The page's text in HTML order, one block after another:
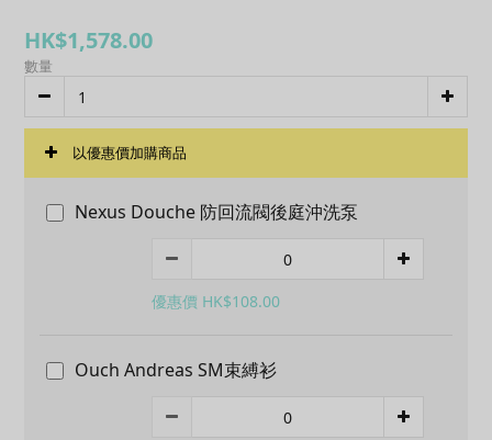
HK$1,578.00
數量
以優惠價加購商品
Nexus Douche 防回流閥後庭沖洗泵
優惠價 HK$108.00
Ouch Andreas SM束縛衫